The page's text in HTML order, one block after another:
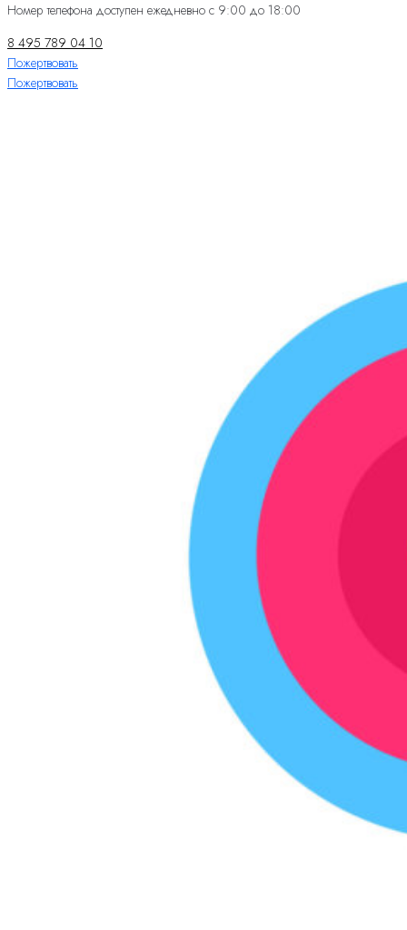
Номер телефона доступен ежедневно с 9:00 до 18:00
8 495 789 04 10
Пожертвовать
Пожертвовать